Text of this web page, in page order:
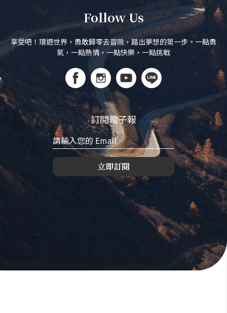
Follow Us
享受吧！環遊世界，勇敢歸零去冒險，踏出夢想的第一步。一點勇
氣，一點熱情，一點快樂，一點挑戰
訂閱電子報
立即訂閱